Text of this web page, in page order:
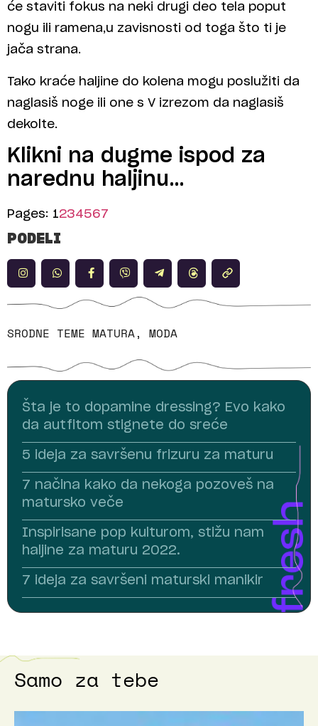
će staviti fokus na neki drugi deo tela poput
nogu ili ramena,u zavisnosti od toga što ti je
jača strana.
Tako kraće haljine do kolena mogu poslužiti da
naglasiš noge ili one s V izrezom da naglasiš
dekolte.
Klikni na dugme ispod za
narednu haljinu…
Pages: 1234567
PODELI
SRODNE TEME MATURA, MODA
Šta je to dopamine dressing? Evo kako
da autfitom stignete do sreće
5 ideja za savršenu frizuru za maturu
7 načina kako da nekoga pozoveš na
matursko veče
Inspirisane pop kulturom, stižu nam
haljine za maturu 2022.
7 ideja za savršeni maturski manikir
Samo za tebe